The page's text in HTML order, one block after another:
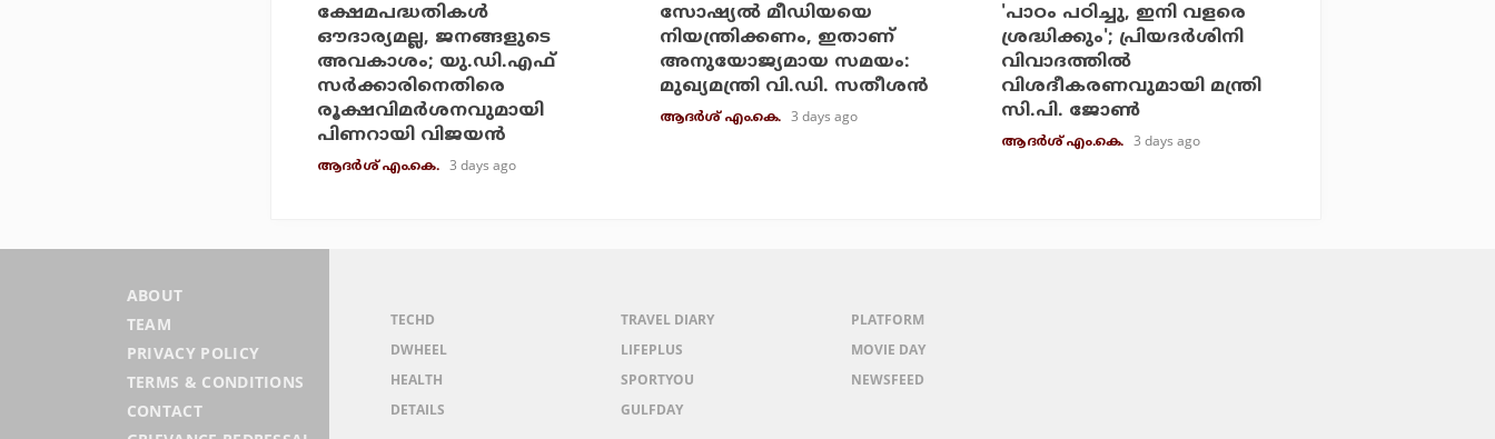
ക്ഷേമപദ്ധതികള്‍
ഔദാര്യമല്ല, ജനങ്ങളുടെ
അവകാശം; യു.ഡി.എഫ്
സര്‍ക്കാരിനെതിരെ
രൂക്ഷവിമര്‍ശനവുമായി
പിണറായി വിജയന്‍
ആദർശ് എം.കെ. 3 days ago
സോഷ്യല്‍ മീഡിയയെ
നിയന്ത്രിക്കണം, ഇതാണ്
അനുയോജ്യമായ സമയം:
മുഖ്യമന്ത്രി വി.ഡി. സതീശന്‍
ആദർശ് എം.കെ. 3 days ago
'പാഠം പഠിച്ചു, ഇനി വളരെ
ശ്രദ്ധിക്കും'; പ്രിയദര്‍ശിനി
വിവാദത്തില്‍
വിശദീകരണവുമായി മന്ത്രി
സി.പി. ജോണ്‍
ആദർശ് എം.കെ. 3 days ago
ABOUT
TEAM
PRIVACY POLICY
TERMS & CONDITIONS
CONTACT
TECHD
DWHEEL
HEALTH
DETAILS
TRAVEL DIARY
LIFEPLUS
SPORTYOU
GULFDAY
PLATFORM
MOVIE DAY
NEWSFEED